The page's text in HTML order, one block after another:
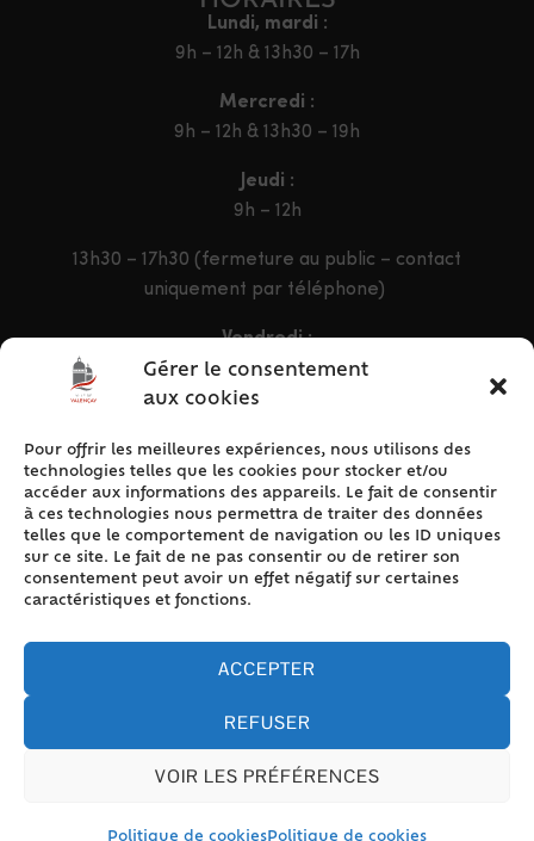
Gérer le consentement
aux cookies
Pour offrir les meilleures expériences, nous utilisons des
technologies telles que les cookies pour stocker et/ou
accéder aux informations des appareils. Le fait de consentir
à ces technologies nous permettra de traiter des données
telles que le comportement de navigation ou les ID uniques
sur ce site. Le fait de ne pas consentir ou de retirer son
consentement peut avoir un effet négatif sur certaines
caractéristiques et fonctions.
ACCEPTER
REFUSER
VOIR LES PRÉFÉRENCES
Politique de cookiesPolitique de cookies
Lundi, mardi :
9h – 12h & 13h30 – 17h
Mercredi :
9h – 12h & 13h30 – 19h
Jeudi :
9h – 12h
13h30 – 17h30 (fermeture au public – contact
uniquement par téléphone)
Vendredi :
9h – 12h & 13h30 – 16h30
ACCÈS RAPIDE
Accueil
Contact
Plan du site
Mentions légales
Politique de cookies (UE)